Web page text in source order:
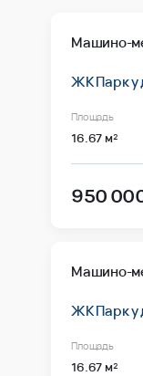
Машино-
ЖК Парк у
Площадь
16.67 м²
950
Машино-
ЖК Парк у
Площадь
16.67 м²